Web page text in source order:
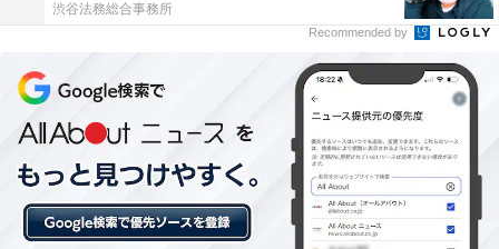
渋谷法務総合事務所
Recommended by